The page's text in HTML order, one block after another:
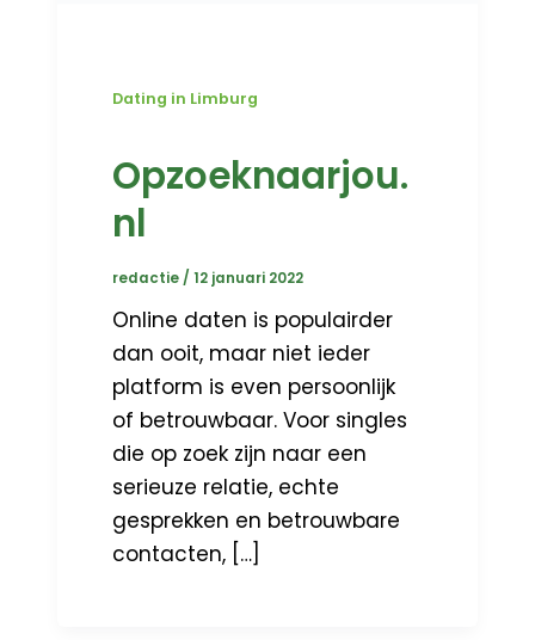
Dating in Limburg
Opzoeknaarjou.
nl
redactie/12 januari 2022
Online daten is populairder
dan ooit, maar niet ieder
platform is even persoonlijk
of betrouwbaar. Voor singles
die op zoek zijn naar een
serieuze relatie, echte
gesprekken en betrouwbare
contacten, […]